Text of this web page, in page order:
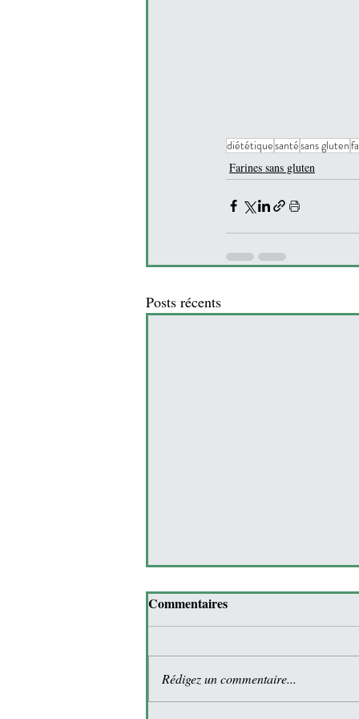
diététiquesantésans gluten
Farines sans gluten
Posts récents
La farine de blé noir.
Commentaires
Rédigez un commentaire...